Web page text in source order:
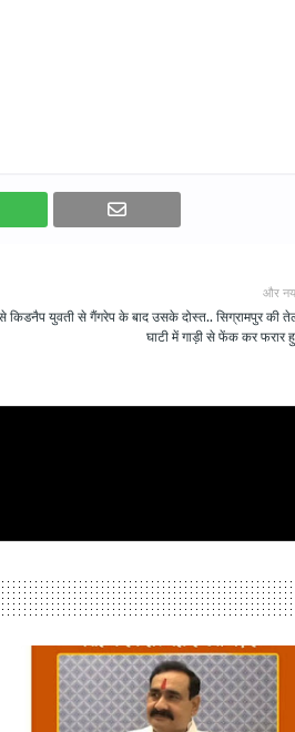
और
युवती से गैंगरेप के बाद उसके दोस्त.. सिग्रामपुर की
घाटी में गाड़ी से फेंक कर फरार